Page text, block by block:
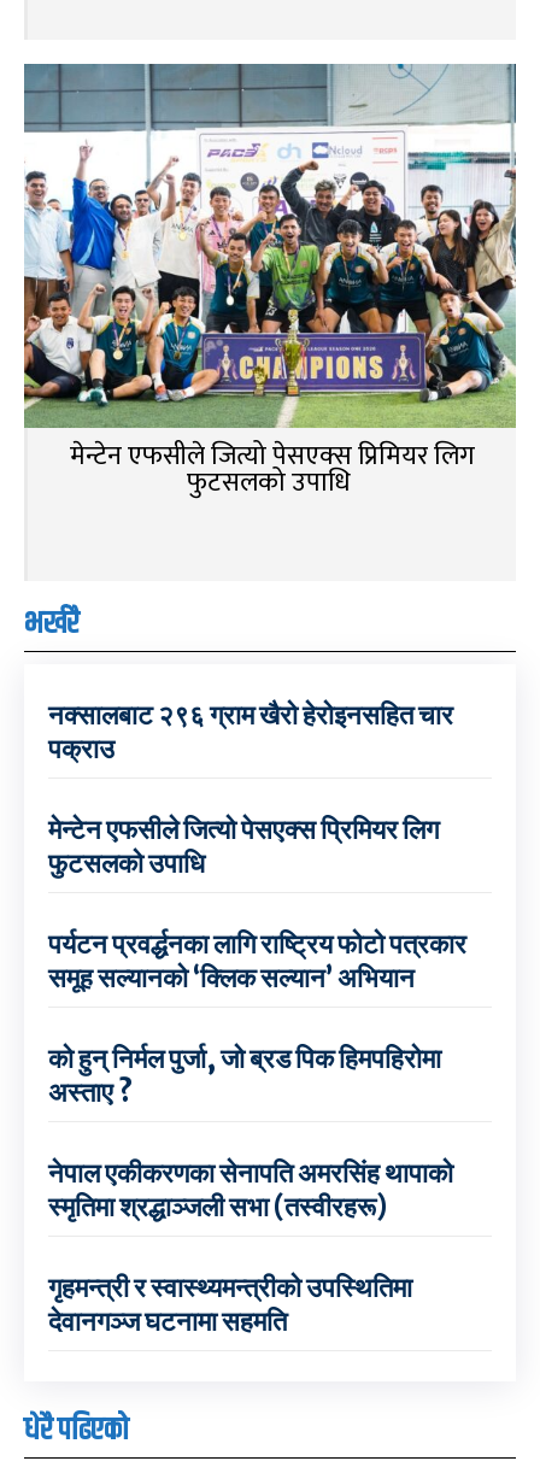
मेन्टेन एफसीले जित्यो पेसएक्स प्रिमियर लिग
फुटसलको उपाधि
भर्खरै
नक्सालबाट २९६ ग्राम खैरो हेरोइनसहित चार
पक्राउ
मेन्टेन एफसीले जित्यो पेसएक्स प्रिमियर लिग
फुटसलको उपाधि
पर्यटन प्रवर्द्धनका लागि राष्ट्रिय फोटो पत्रकार
समूह सल्यानको ‘क्लिक सल्यान’ अभियान
को हुन् निर्मल पुर्जा, जो ब्रड पिक हिमपहिरोमा
अस्ताए ?
नेपाल एकीकरणका सेनापति अमरसिंह थापाको
स्मृतिमा श्रद्धाञ्जली सभा (तस्वीरहरू)
गृहमन्त्री र स्वास्थ्यमन्त्रीको उपस्थितिमा
देवानगञ्ज घटनामा सहमति
धेरै पढिएको